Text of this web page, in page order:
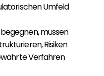
Umfeld
müssen
Risiken
Verfahren